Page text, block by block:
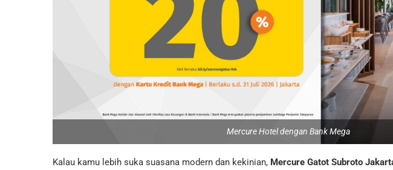
Mercure Hotel dengan Bank Mega
Kalau kamu lebih suka suasana modern dan kekinian, Mercure Gatot Subroto